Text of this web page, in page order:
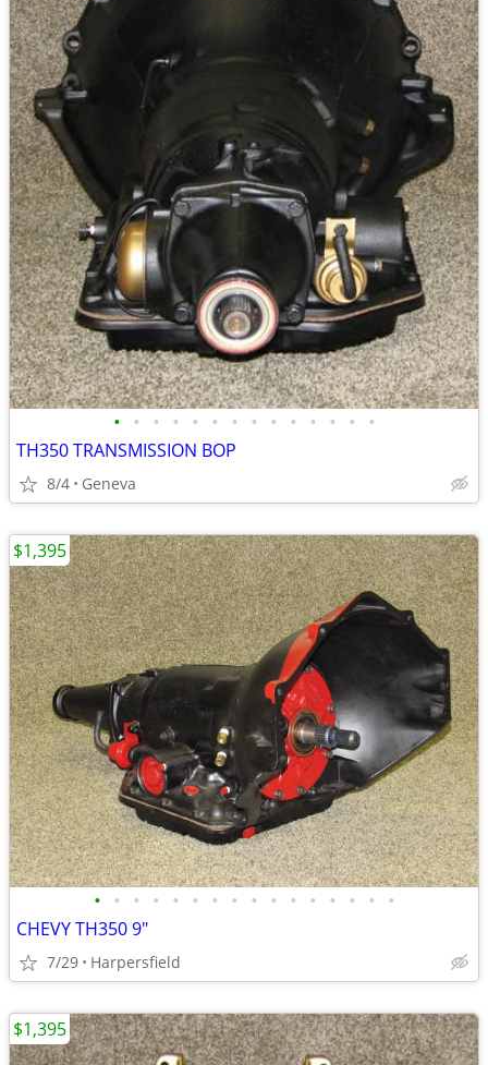
• • • • • • • • • • • • • •
TH350 TRANSMISSION BOP
8/4 Geneva
• • • • • • • • • • • • • • • •
CHEVY TH350 9"
7/29 Harpersfield
$1,395
$1,395